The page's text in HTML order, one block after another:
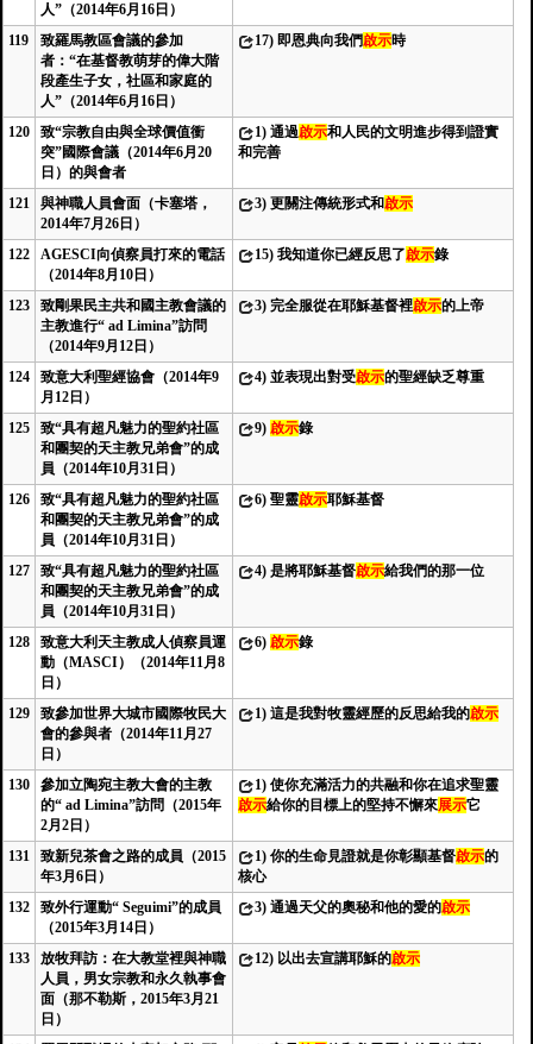
人”（2014年6月16日）
119
致羅馬教區會議的參加
者：“在基督教萌芽的偉大階
段產生子女，社區和家庭的
人”（2014年6月16日）
17) 即恩典向我們啟示時
120
致“宗教自由與全球價值衝
突”國際會議（2014年6月20
日）的與會者
1) 通過啟示和人民的文明進步得到證實
和完善
121
與神職人員會面（卡塞塔，
2014年7月26日）
3) 更關注傳統形式和啟示
122
AGESCI向偵察員打來的電話
（2014年8月10日）
15) 我知道你已經反思了啟示錄
123
致剛果民主共和國主教會議的
主教進行“ ad Limina”訪問
（2014年9月12日）
3) 完全服從在耶穌基督裡啟示的上帝
124
致意大利聖經協會（2014年9
月12日）
4) 並表現出對受啟示的聖經缺乏尊重
125
致“具有超凡魅力的聖約社區
和團契的天主教兄弟會”的成
員（2014年10月31日）
9) 啟示錄
126
致“具有超凡魅力的聖約社區
和團契的天主教兄弟會”的成
員（2014年10月31日）
6) 聖靈啟示耶穌基督
127
致“具有超凡魅力的聖約社區
和團契的天主教兄弟會”的成
員（2014年10月31日）
4) 是將耶穌基督啟示給我們的那一位
128
致意大利天主教成人偵察員運
動（MASCI）（2014年11月8
日）
6) 啟示錄
129
致參加世界大城市國際牧民大
會的參與者（2014年11月27
日）
1) 這是我對牧靈經歷的反思給我的啟示
130
參加立陶宛主教大會的主教
的“ ad Limina”訪問（2015年
2月2日）
1) 使你充滿活力的共融和你在追求聖靈
啟示給你的目標上的堅持不懈來展示它
131
致新兒茶會之路的成員（2015
年3月6日）
1) 你的生命見證就是你彰顯基督啟示的
核心
132
致外行運動“ Seguimi”的成員
（2015年3月14日）
3) 通過天父的奧秘和他的愛的啟示
133
放牧拜訪：在大教堂裡與神職
人員，男女宗教和永久執事會
面（那不勒斯，2015年3月21
日）
12) 以出去宣講耶穌的啟示